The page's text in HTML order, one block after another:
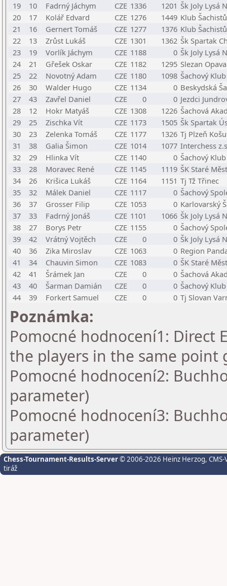
19
10 Fadrný Jáchym CZE 1336 1201 Šk Joly Lysá
20
17 Kolář Edvard CZE 1276 1449 Klub
21
16 Gernert Tomáš CZE 1277 1376 Klub
22
13 Zrůst Lukáš CZE 1301 1362 Šk Spartak
23
19 Vorlík Jáchym CZE 1188 0 Šk Joly Lysá
24
21 Gřešek Oskar CZE 1182 1295 Slezan Opava
25
22 Novotný Adam CZE 1180 1098 Šachový
26
30 Walder Hugo CZE 1134 0 Beskydská
27
43 Zavřel Daniel CZE 0 0 Jezdci
28
12 Hokr Matyáš CZE 1308 1226 Šachová
29
25 Zischka Vít CZE 1173 1505 Šk Spartak
30
23 Zelenka Tomáš CZE 1177 1326 Tj Plzeň
31
38 Galia Šimon CZE 1014 1077 Interchess
32
29 Hlinka Vít CZE 1140 0 Šachový
33
28 Moravec René CZE 1145 1119 ŠK Staré
34
26 Krišica Lukáš CZE 1164 1151 Tj Tž Třinec
35
32 Málek Daniel CZE 1117 0 Šachový
36
37 Grosser Filip CZE 1053 0 Karlovarský
37
33 Fadrný Jonáš CZE 1101 1066 Šk Joly Lysá
38
27 Borys Petr CZE 1155 0 Šachový
39
42 Vrátný Vojtěch CZE 0 0 Šk Joly Lysá
40
36 Zika Miroslav CZE 1063 0 Region
41
34 Chauvin Simon CZE 1083 0 ŠK Staré
42
41 Šrámek Jan CZE 0 0 Šachová
43
40 Šarman Damián CZE 0 0 Šachový
44
39 Forkert Samuel CZE 0 0 Tj Slovan
Poznámka:
Pomocné hodnocení1: Direct
the players in the same point
Pomocné hodnocení2:
parameter)
Pomocné hodnocení3:
parameter)
Chess-Tournament-Results-Server© 2006-2026 Heinz Herzog,
tiráž